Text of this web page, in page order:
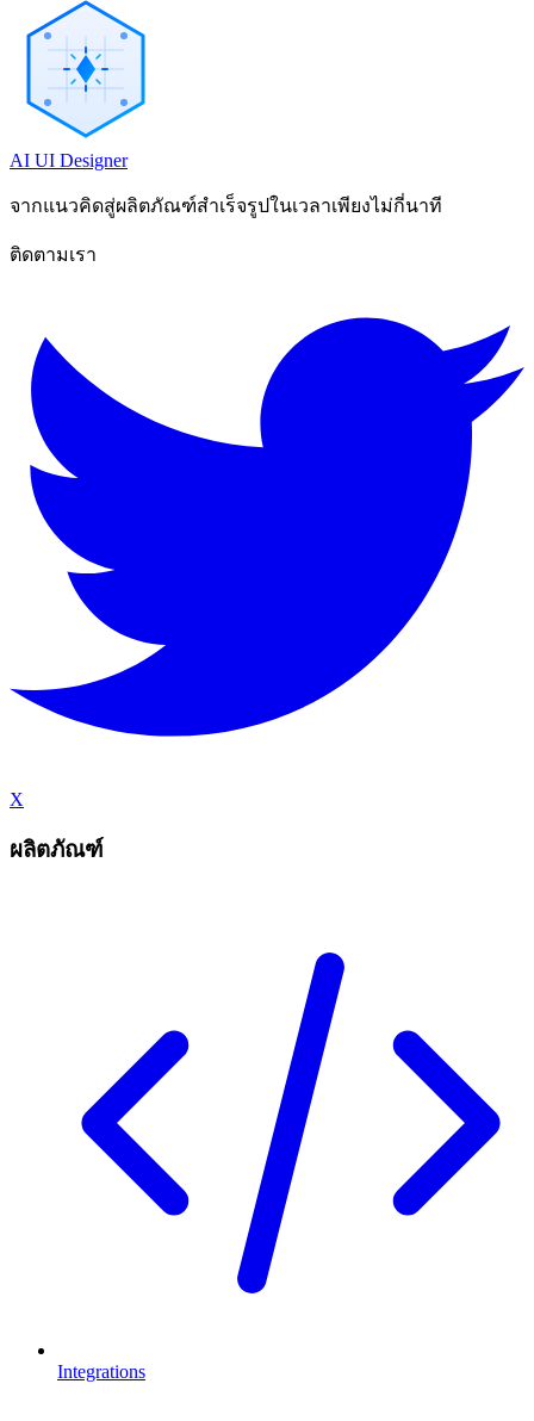
AI UI Designer
จากแนวคิดสู่ผลิตภัณฑ์สำเร็จรูปในเวลาเพียงไม่กี่นาที
ติดตามเรา
X
ผลิตภัณฑ์
Integrations